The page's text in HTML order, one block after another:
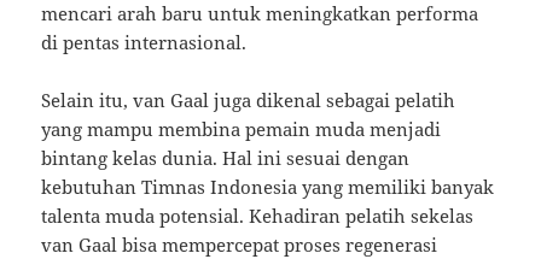
mencari arah baru untuk meningkatkan performa
di pentas internasional.
Selain itu, van Gaal juga dikenal sebagai pelatih
yang mampu membina pemain muda menjadi
bintang kelas dunia. Hal ini sesuai dengan
kebutuhan Timnas Indonesia yang memiliki banyak
talenta muda potensial. Kehadiran pelatih sekelas
van Gaal bisa mempercepat proses regenerasi